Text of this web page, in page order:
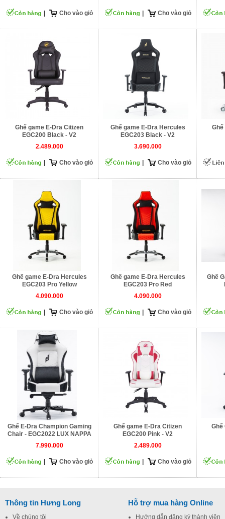
Cho vào giỏ Cho vào giỏ
Ghế game E-Dra Citizen
EGC200 Black - V2
2.489.000
Cho vào giỏ
Ghế game E-Dra Hercules
EGC203 Black - V2
3.690.000
Cho vào giỏ
Ghế game E-Dra Hercules
EGC203 Pro Yellow
4.090.000
Cho vào giỏ
Ghế game E-Dra Hercules
EGC203 Pro Red
4.090.000
Cho vào giỏ
Ghế
Ghế E-Dra Champion Gaming
Chair - EGC2022 LUX NAPPA
7.990.000
Cho vào giỏ
Ghế game E-Dra Citizen
EGC200 Pink - V2
2.489.000
Cho vào giỏ
Ghế
Thông tin Hưng Long
Về chúng tôi
Hỗ trợ mua hàng Online
Hướng dẫn đăng ký thành viên